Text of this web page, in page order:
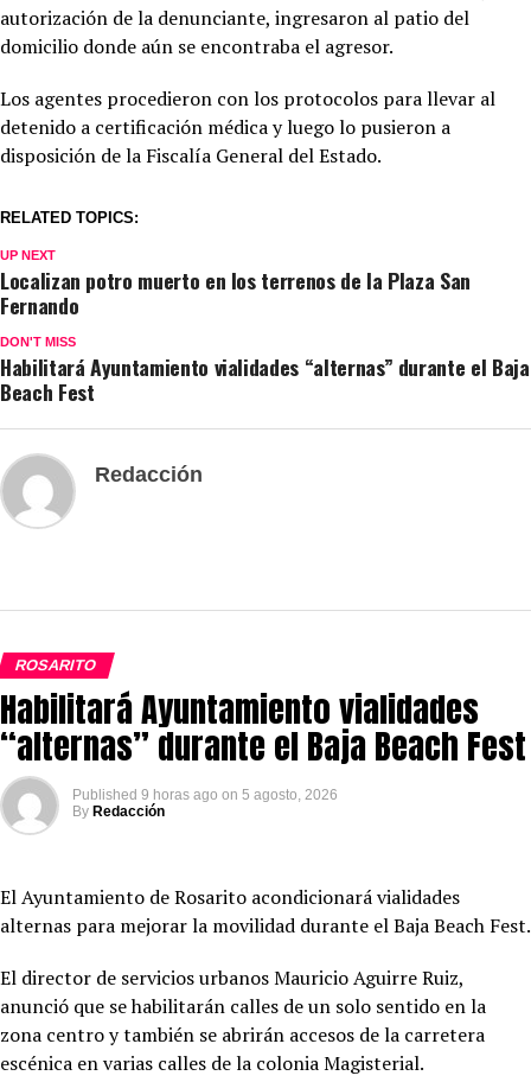
autorización de la denunciante, ingresaron al patio del
domicilio donde aún se encontraba el agresor.
Los agentes procedieron con los protocolos para llevar al
detenido a certificación médica y luego lo pusieron a
disposición de la Fiscalía General del Estado.
RELATED TOPICS:
UP NEXT
Localizan potro muerto en los terrenos de la Plaza San
Fernando
DON'T MISS
Habilitará Ayuntamiento vialidades “alternas” durante el Baja
Beach Fest
Redacción
ROSARITO
Habilitará Ayuntamiento vialidades
“alternas” durante el Baja Beach Fest
Published 9 horas ago on 5 agosto, 2026
By Redacción
El Ayuntamiento de Rosarito acondicionará vialidades
alternas para mejorar la movilidad durante el Baja Beach Fest.
El director de servicios urbanos Mauricio Aguirre Ruiz,
anunció que se habilitarán calles de un solo sentido en la
zona centro y también se abrirán accesos de la carretera
escénica en varias calles de la colonia Magisterial.